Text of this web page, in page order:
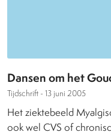
Dansen om het
Tijdschrift - 13 juni 2005
Het ziektebeeld
ook wel CVS of